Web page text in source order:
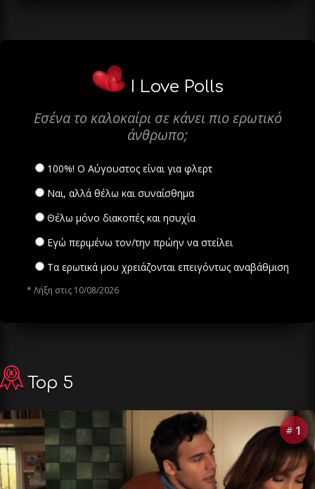
I Love Polls
Εσένα το καλοκαίρι σε κάνει πιο ερωτικό
άνθρωπο;
100%! Ο Αύγουστος είναι για φλερτ
Ναι, αλλά θέλω και συναίσθημα
Θέλω μόνο διακοπές και ησυχία
Εγώ περιμένω τον/την πρώην να στείλει
Τα ερωτικά μου χρειάζονται επειγόντως αναβάθμιση
* Λήξη στις 10/08/2026
Top 5
# 1